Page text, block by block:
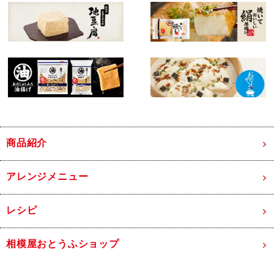
商品紹介
アレンジメニュー
レシピ
相模屋おとうふショップ